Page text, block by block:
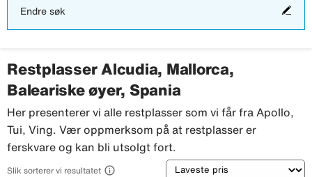
Endre søk
Restplasser Alcudia, Mallorca,
Baleariske øyer, Spania
Her presenterer vi alle restplasser som vi får fra Apollo,
Tui, Ving. Vær oppmerksom på at restplasser er
ferskvare og kan bli utsolgt fort.
Slik sorterer vi resultatet  Sortering